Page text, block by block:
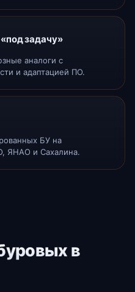
задачу»
аналоги с
и адаптацией ПО.
БУ на
ЯНАО и Сахалина.
в